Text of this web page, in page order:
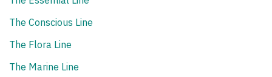
The Conscious Line
The Flora Line
The Marine Line